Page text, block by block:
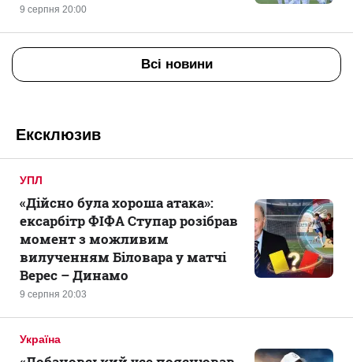
9 серпня 20:00
Всі новини
Ексклюзив
УПЛ
9 серпня 20:03
«Дійсно була хороша атака»:
ексарбітр ФІФА Ступар розібрав
момент з можливим
вилученням Біловара у матчі
Верес – Динамо
Україна